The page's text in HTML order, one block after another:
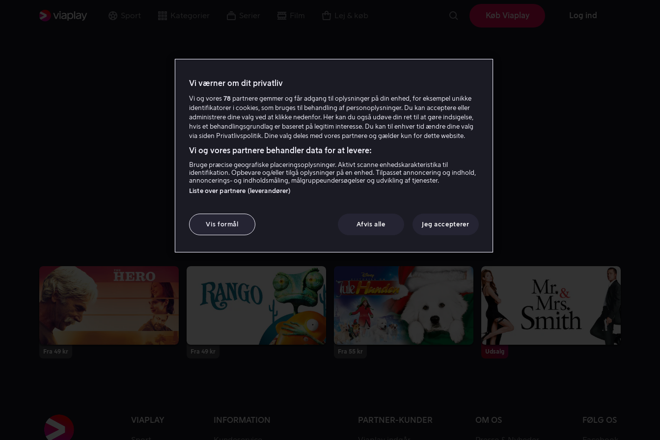
Sport Kategorier Serier Film Lej & køb Køb Viaplay Log ind
Patrika Darbo
Fra 49 kr Fra 49 kr Fra 55 kr Udsalg
VIAPLAY INFORMATION PARTNER-KUNDER OM OS FØLG OS
Vi værner om dit privatliv
Vi og vores 78 partnere gemmer og får adgang til oplysninger på din enhed, for eksempel unikke
identifikatorer i cookies, som bruges til behandling af personoplysninger. Du kan acceptere eller
administrere dine valg ved at klikke nedenfor. Her kan du også udøve din ret til at gøre indsigelse,
hvis et behandlingsgrundlag er baseret på legitim interesse. Du kan til enhver tid ændre dine valg
via siden Privatlivspolitik. Dine valg deles med vores partnere og gælder kun for dette website.
Vi og vores partnere behandler data for at levere:
Bruge præcise geografiske placeringsoplysninger. Aktivt scanne enhedskarakteristika til
identifikation. Opbevare og/eller tilgå oplysninger på en enhed. Tilpasset annoncering og indhold,
annoncerings- og indholdsmåling, målgruppeundersøgelser og udvikling af tjenester.
Liste over partnere (leverandører)
Vis formål Afvis alle Jeg accepterer